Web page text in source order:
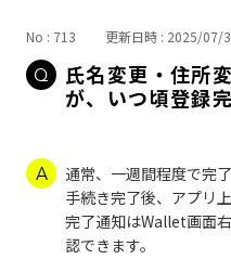
No : 713 更新日時 : 2025/07/
氏名変更・住所
が、いつ頃登録
通常、一週間程度で完了
手続き完了後、アプリ
完了通知はWallet画面
認できます。